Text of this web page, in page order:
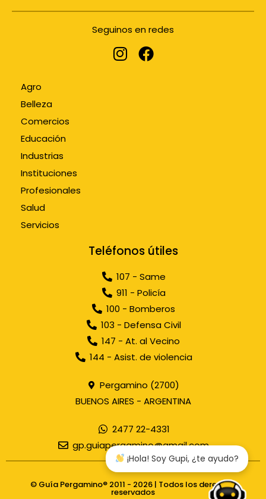
Seguinos en redes
Agro
Belleza
Comercios
Educación
Industrias
Instituciones
Profesionales
Salud
Servicios
Teléfonos útiles
107 - Same
911 - Policía
100 - Bomberos
103 - Defensa Civil
147 - At. al Vecino
144 - Asist. de violencia
Pergamino (2700)
BUENOS AIRES - ARGENTINA
2477 22-4331
gp.guiapergamino@gmail.com
© Guía Pergamino® 2011 - 2026 | Todos los derechos
reservados
¡Hola! Soy Gupi, ¿te ayudo?